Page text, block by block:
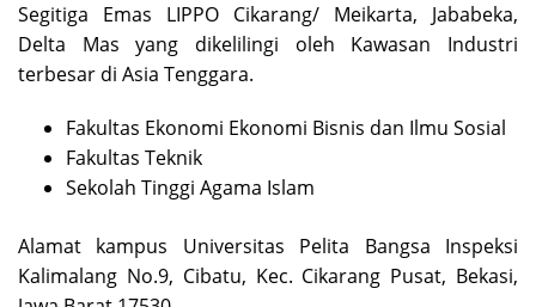
Segitiga Emas LIPPO Cikarang/ Meikarta, Jababeka,
Delta Mas yang dikelilingi oleh Kawasan Industri
terbesar di Asia Tenggara.
Fakultas Ekonomi Ekonomi Bisnis dan Ilmu Sosial
Fakultas Teknik
Sekolah Tinggi Agama Islam
Alamat kampus Universitas Pelita Bangsa Inspeksi
Kalimalang No.9, Cibatu, Kec. Cikarang Pusat, Bekasi,